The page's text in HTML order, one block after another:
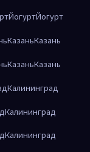
ЙогуртЙогурт
КазаньКазань
КазаньКазань
Калининград
Калининград
Калининград